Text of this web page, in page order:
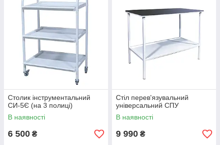
Столик інструментальний
СИ-5Є (на 3 полиці)
В наявності
6 500 ₴
Стіл перев'язувальний
універсальний СПУ
В наявності
9 990 ₴